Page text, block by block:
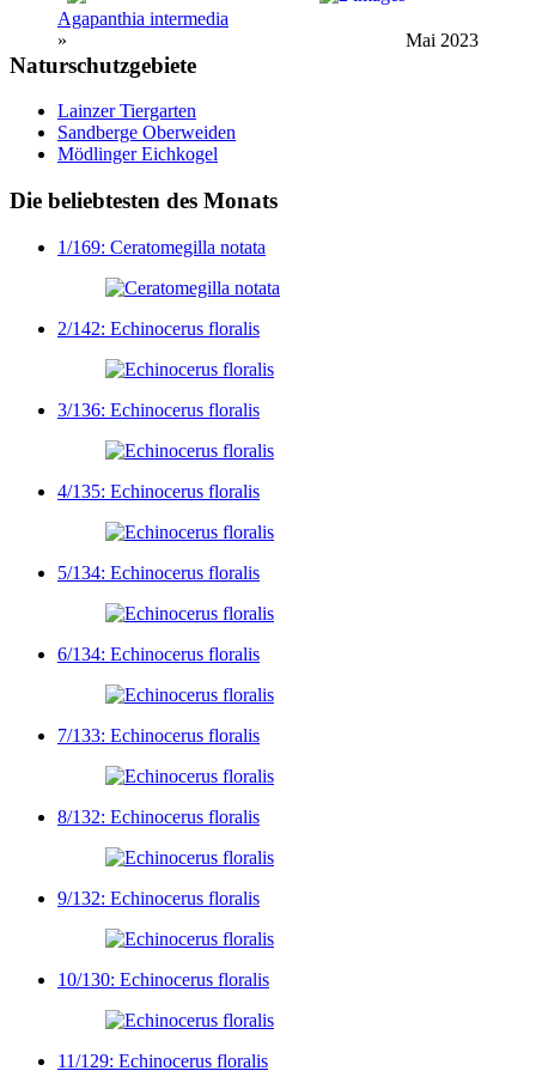
Agapanthia intermedia
»
Mai 2023
Naturschutzgebiete
Lainzer Tiergarten
Sandberge Oberweiden
Mödlinger Eichkogel
Die beliebtesten des Monats
1/169: Ceratomegilla notata
2/142: Echinocerus floralis
3/136: Echinocerus floralis
4/135: Echinocerus floralis
5/134: Echinocerus floralis
6/134: Echinocerus floralis
7/133: Echinocerus floralis
8/132: Echinocerus floralis
9/132: Echinocerus floralis
10/130: Echinocerus floralis
11/129: Echinocerus floralis